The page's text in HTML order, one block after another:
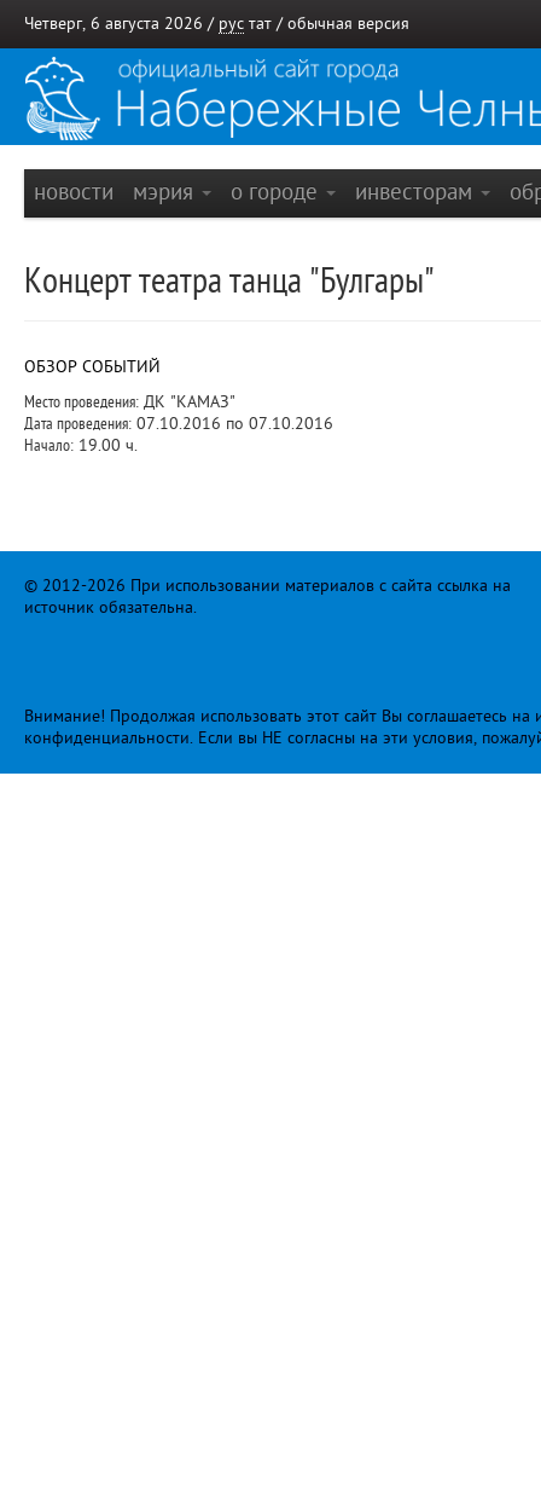
Четверг, 6 августа 2026 / рус тат / обычная версия
новости мэрия о городе инвесторам
Концерт театра танца "Булгары"
ОБЗОР СОБЫТИЙ
Место проведения: ДК "КАМАЗ"
Дата проведения: 07.10.2016 по 07.10.2016
Начало: 19.00 ч.
© 2012-2026 При использовании материалов с сайта ссылка на
источник обязательна.
Внимание! Продолжая использовать этот сайт Вы соглашаетесь
конфиденциальности. Если вы НЕ согласны на эти условия,